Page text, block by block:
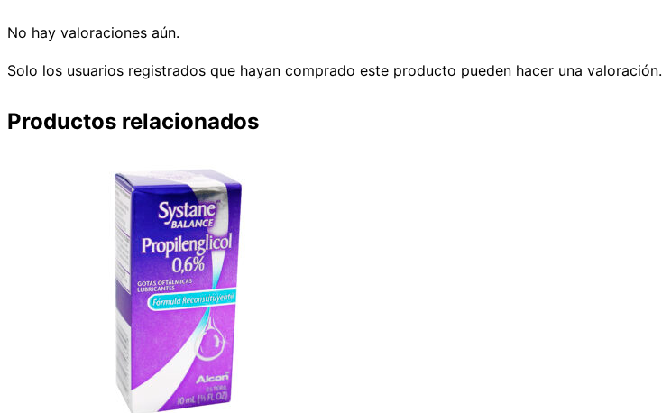
No hay valoraciones aún.
Solo los usuarios registrados que hayan comprado este producto pueden hacer una valoración.
Productos relacionados